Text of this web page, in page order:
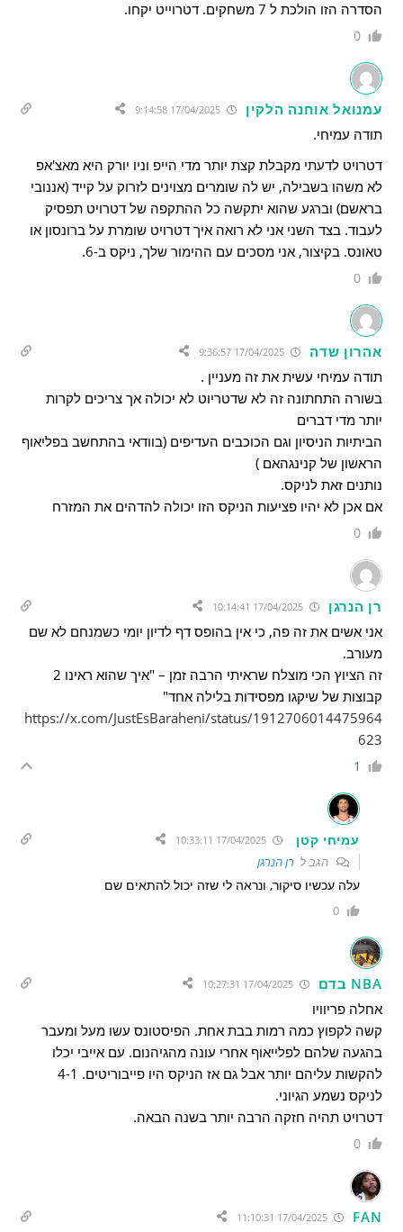
הסדרה הזו הולכת ל 7 משחקים. דטרוייט יקחו.
0
עמנואל אוחנה הלקין 17/04/2025 9:14:58
תודה עמיחי.
דטרויט לדעתי מקבלת קצת יותר מדי הייפ וניו יורק היא מאצ'אפ
לא משהו בשבילה, יש לה שומרים מצוינים לזרוק על קייד (אננובי
בראשם) וברגע שהוא יתקשה כל ההתקפה של דטרויט תפסיק
לעבוד. בצד השני אני לא רואה איך דטרויט שומרת על ברונסון או
טאונס. בקיצור, אני מסכים עם ההימור שלך, ניקס ב-6.
0
אהרון שדה
תודה עמיחי עשית את זה מעניין .
בשורה התחתונה זה לא שדטריוט לא יכולה אך צריכים לקרות
יותר מדי דברים
הביתיות הניסיון וגם הכוכבים העדיפים (בוודאי בהתחשב בפליאוף
הראשון של קנינגהאם )
נותנים זאת לניקס.
אם אכן לא יהיו פציעות הניקס הזו יכולה להדהים את המזרח
0
רן הנרגן 17/04/2025 10:14:41
אני אשים את זה פה, כי אין בהופס דף לדיון יומי כשמנחם לא שם
מעורב.
זה הציוץ הכי מוצלח שראיתי הרבה זמן – "איך שהוא ראינו 2
קבוצות של שיקגו מפסידות בלילה אחד"
https://x.com/JustEsBaraheni/status/1912706014475964
623
1
עמיחי קטן
הגב לרן הנרגן
עלה עכשיו סיקור, ונראה לי שזה יכול להתאים שם
0
NBA בדם 17/04/2025 10:27:31
אחלה פריוויו
קשה לקפוץ כמה רמות בבת אחת. הפיסטונס עשו מעל ומעבר
בהגעה שלהם לפלייאוף אחרי עונה מהגיהנום. עם אייבי יכלו
להקשות עליהם יותר אבל גם אז הניקס היו פייבוריטים. 4-1
לניקס נשמע הגיוני.
דטרויט תהיה חזקה הרבה יותר בשנה הבאה.
0
FAN